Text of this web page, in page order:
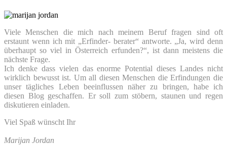
Viele Menschen die mich nach meinem Beruf fragen sind oft
erstaunt wenn ich mit „Erfinder- berater“ antworte. „Ja, wird denn
überhaupt so viel in Österreich erfunden?“, ist dann meistens die
nächste Frage.
Ich denke dass vielen das enorme Potential dieses Landes nicht
wirklich bewusst ist. Um all diesen Menschen die Erfindungen die
unser tägliches Leben beeinflussen näher zu bringen, habe ich
diesen Blog geschaffen. Er soll zum stöbern, staunen und regen
diskutieren einladen.
Viel Spaß wünscht Ihr
Marijan Jordan